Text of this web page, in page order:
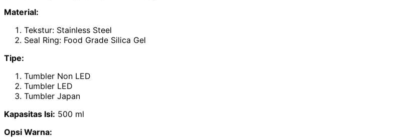
Material:
Tekstur: Stainless Steel
Seal Ring: Food Grade Silica Gel
Tipe:
Tumbler Non LED
Tumbler LED
Tumbler Japan
Kapasitas Isi: 500 ml
Opsi Warna: